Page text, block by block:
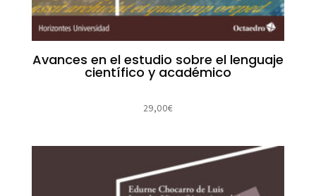
Avances en el estudio sobre el lenguaje
científico y académico
29,00€